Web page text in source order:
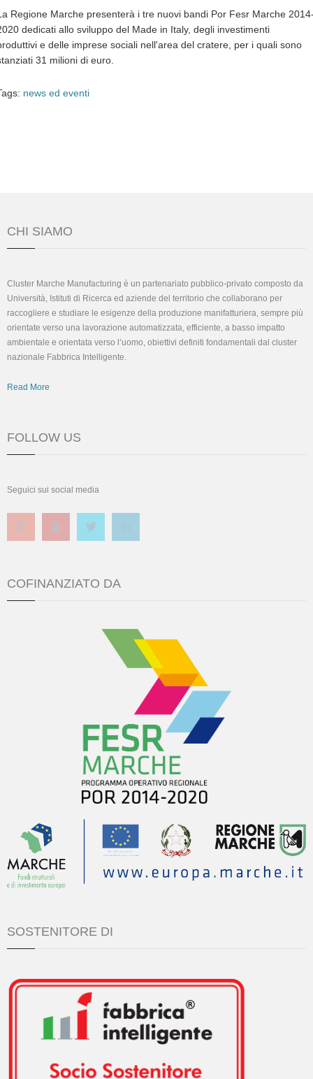
Regione Marche presenterà i tre nuovi bandi Por Fesr Marche
dedicati allo sviluppo del Made in Italy, degli investimenti
e delle imprese sociali nell'area del cratere, per i quali sono
31 milioni di euro.
news ed eventi
CHI SIAMO
Cluster Marche Manufacturing è un partenariato pubblico-privato composto da
Università, Istituti di Ricerca ed aziende del territorio che collaborano per
raccogliere e studiare le esigenze della produzione manifatturiera, sempre più
orientate verso una lavorazione automatizzata, efficiente, a basso impatto
ambientale e orientata verso l’uomo, obiettivi definiti fondamentali dal cluster
nazionale Fabbrica Intelligente.
Read More
FOLLOW US
Seguici sui social media
COFINANZIATO DA
SOSTENITORE DI